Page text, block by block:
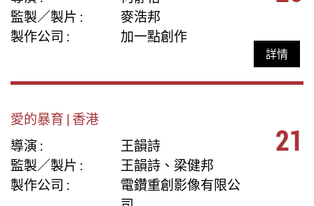
監製／製片 :
麥浩邦
製作公司 :
加一點創作
詳情
愛的暴育 | 香港
導演 :
王韻詩
監製／製片 :
王韻詩、梁健邦
製作公司 :
電鑽重創影像有限公
21